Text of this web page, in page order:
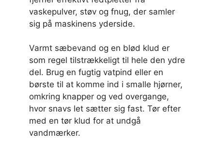
vaskepulver, støv og fnug, der samler
sig på maskinens yderside.
Varmt sæbevand og en blød klud er
som regel tilstrækkeligt til hele den ydre
del. Brug en fugtig vatpind eller en
børste til at komme ind i smalle hjørner,
omkring knapper og ved overgange,
hvor snavs let sætter sig fast. Tør efter
med en tør klud for at undgå
vandmærker.